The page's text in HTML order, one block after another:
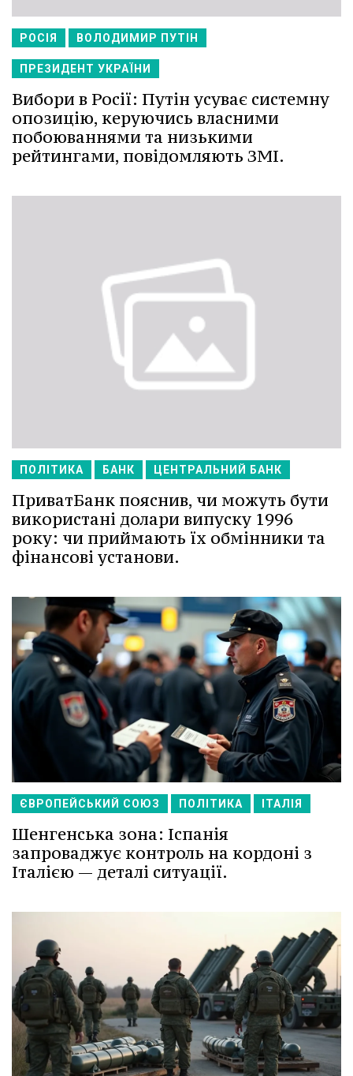
РОСІЯ ВОЛОДИМИР ПУТІН
ПРЕЗИДЕНТ УКРАЇНИ
Вибори в Росії: Путін усуває системну
опозицію, керуючись власними
побоюваннями та низькими
рейтингами, повідомляють ЗМІ.
ПОЛІТИКА БАНК ЦЕНТРАЛЬНИЙ БАНК
ПриватБанк пояснив, чи можуть бути
використані долари випуску 1996
року: чи приймають їх обмінники та
фінансові установи.
ЄВРОПЕЙСЬКИЙ СОЮЗ ПОЛІТИКА ІТАЛІЯ
Шенгенська зона: Іспанія
запроваджує контроль на кордоні з
Італією — деталі ситуації.